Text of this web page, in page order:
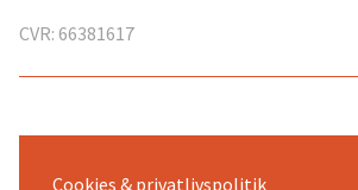
CVR: 66381617
Cookies & privatlivspolitik